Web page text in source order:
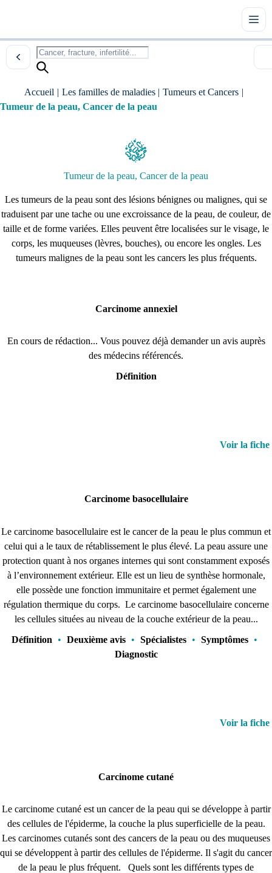
Accueil | Les familles de maladies | Tumeurs et Cancers |
Tumeur de la peau, Cancer de la peau
Tumeur de la peau, Cancer de la peau
Les tumeurs de la peau sont des lésions bénignes ou malignes, qui se
traduisent par une tache ou une excroissance de la peau, de couleur, de
taille et de forme variées. Elles peuvent être localisées sur le visage, le
corps, les muqueuses (lèvres, bouches), ou encore les ongles. Les
tumeurs malignes de la peau sont les cancers les plus fréquents.
Carcinome annexiel
En cours de rédaction... Vous pouvez déjà demander un avis auprès
des médecins référencés.
Définition
Voir la fiche
Carcinome basocellulaire
Le carcinome basocellulaire est le cancer de la peau le plus commun et
celui qui a le taux de rétablissement le plus élevé. La peau assure une
protection quant à nos organes internes qui sont constamment exposés
à l’environnement extérieur. Elle est un lieu de synthèse hormonale,
elle possède une fonction immunitaire et permet également une
régulation thermique du corps. Le carcinome basocellulaire concerne
les cellules situées au niveau de la couche extérieur de la peau...
Définition
• Deuxième avis • Spécialistes • Symptômes •
Diagnostic
Voir la fiche
Carcinome cutané
Le carcinome cutané est un cancer de la peau qui se développe à partir
des cellules de l'épiderme, la couche la plus superficielle de la peau.
Les carcinomes cutanés sont des cancers de la peau ou des muqueuses
qui se développent à partir des cellules de l'épiderme. Il s'agit du cancer
de la peau le plus fréquent. Quels sont les différents types de